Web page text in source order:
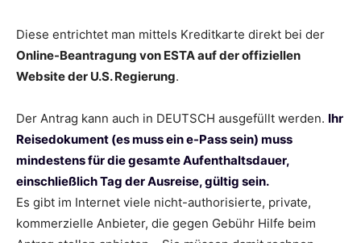
Diese entrichtet man mittels Kreditkarte direkt bei der
Online-Beantragung von ESTA auf der offiziellen
Website der U.S. Regierung.
Der Antrag kann auch in DEUTSCH ausgefüllt werden. Ihr
Reisedokument (es muss ein e-Pass sein) muss
mindestens für die gesamte Aufenthaltsdauer,
einschließlich Tag der Ausreise, gültig sein.
Es gibt im Internet viele nicht-authorisierte, private,
kommerzielle Anbieter, die gegen Gebühr Hilfe beim